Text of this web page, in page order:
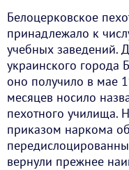
Белоцерковское
принадлежало к
учебных заведений.
украинского города
оно получило в мае
месяцев носило
пехотного училища.
приказом наркома
вернули прежнее